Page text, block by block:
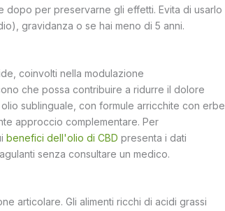
dopo per preservarne gli effetti. Evita di usarlo
gravidanza o se hai meno di 5 anni.
coinvolti nella modulazione
che possa contribuire a ridurre il dolore
sublinguale, con formule arricchite con erbe
approccio complementare. Per
benefici dell'olio di CBD presenta i dati
senza consultare un medico.
articolare. Gli alimenti ricchi di acidi grassi